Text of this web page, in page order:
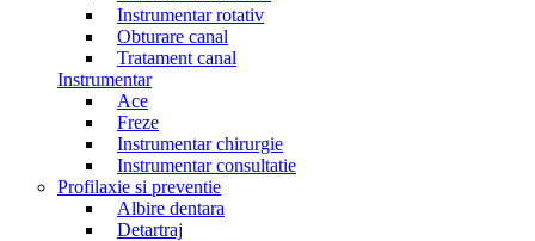
Instrumentar rotativ
Obturare canal
Tratament canal
Instrumentar
Ace
Freze
Instrumentar chirurgie
Instrumentar consultatie
Profilaxie si preventie
Albire dentara
Detartraj